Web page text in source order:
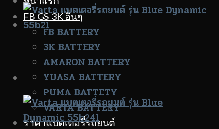
FB GS 3K อื่นๆ
FB BATTERY
3K BATTERY
AMARON BATTERY
YUASA BATTERY
PUMA BATTETY
VARTA BATTERY
ราคาแบตเตอรี่รถยนต์